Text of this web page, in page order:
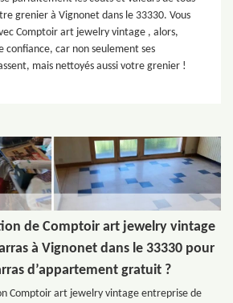
grenier à Vignonet dans le 33330. Vous
Comptoir art jewelry vintage , alors,
confiance, car non seulement ses
mais nettoyés aussi votre grenier !
de Comptoir art jewelry vintage
à Vignonet dans le 33330 pour
d’appartement gratuit ?
Comptoir art jewelry vintage entreprise de